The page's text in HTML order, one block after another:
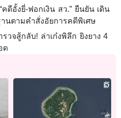
คดีอั้งยี่-ฟอกเงิน สว.” ยืนยัน เดิน
นตามคำสั่งอัยการคดีพิเศษ
วจสู้กลับ! ล่าเก๋งพิลึก ยิงยาง 4
ด